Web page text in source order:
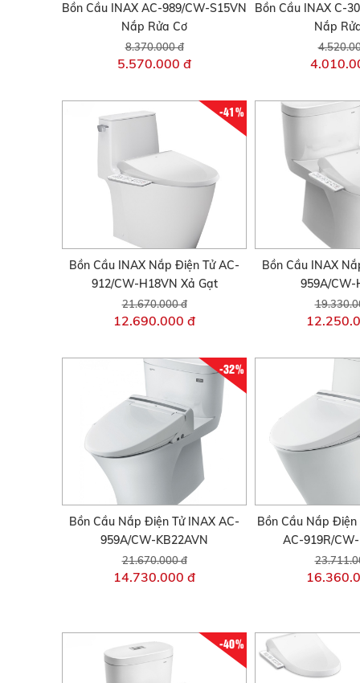
Bồn Cầu INAX AC-989/CW-S15VN
Nắp Rửa Cơ
8.370.000 đ
5.570.000 đ
Bồn Cầu INAX C-
Nắp
-41%
Bồn Cầu INAX Nắp Điện Tử AC-
912/CW-H18VN Xả Gạt
21.670.000 đ
12.690.000 đ
Bồn Cầu INAX
959A/CW-
-32%
Bồn Cầu Nắp Điện Tử INAX AC-
959A/CW-KB22AVN
21.670.000 đ
14.730.000 đ
Bồn Cầu Nắp Điện
AC-919R/
-40%